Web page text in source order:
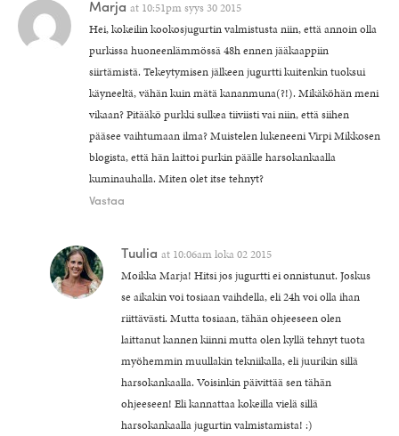
Marja at 10:51pm syys 30 2015
Hei, kokeilin kookosjugurtin valmistusta niin, että annoin olla
purkissa huoneenlämmössä 48h ennen jääkaappiin
siirtämistä. Tekeytymisen jälkeen jugurtti kuitenkin tuoksui
käyneeltä, vähän kuin mätä kananmuna(?!). Mikäköhän meni
vikaan? Pitääkö purkki sulkea tiiviisti vai niin, että siihen
pääsee vaihtumaan ilma? Muistelen lukeneeni Virpi Mikkosen
blogista, että hän laittoi purkin päälle harsokankaalla
kuminauhalla. Miten olet itse tehnyt?
Vastaa
Tuulia at 10:06am loka 02 2015
Moikka Marja! Hitsi jos jugurtti ei onnistunut. Joskus
se aikakin voi tosiaan vaihdella, eli 24h voi olla ihan
riittävästi. Mutta tosiaan, tähän ohjeeseen olen
laittanut kannen kiinni mutta olen kyllä tehnyt tuota
myöhemmin muullakin tekniikalla, eli juurikin sillä
harsokankaalla. Voisinkin päivittää sen tähän
ohjeeseen! Eli kannattaa kokeilla vielä sillä
harsokankaalla jugurtin valmistamista! :)